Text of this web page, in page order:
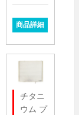
商品詳細
チタニ
ウム プ